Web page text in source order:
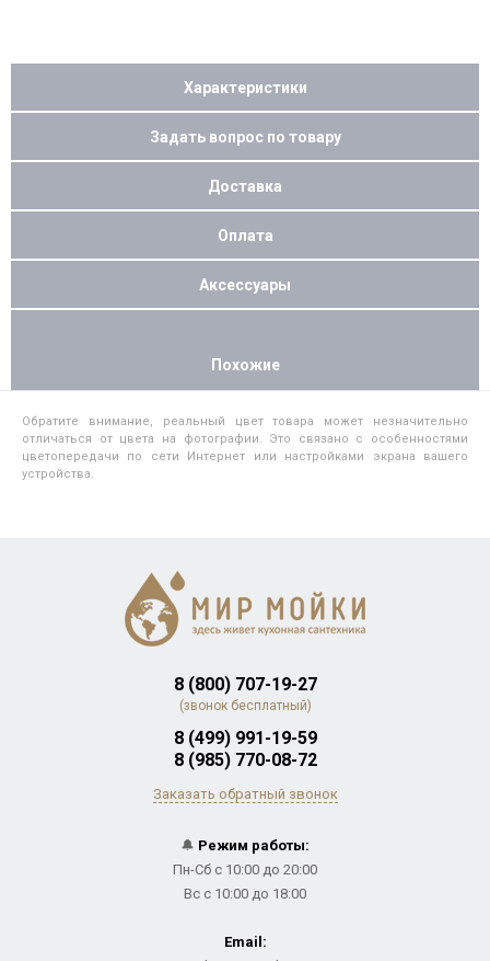
Характеристики
Задать вопрос по товару
Доставка
Оплата
Аксессуары
Похожие
Обратите внимание, реальный цвет товара может незначительно
отличаться от цвета на фотографии. Это связано с особенностями
цветопередачи по сети Интернет или настройками экрана вашего
устройства.
8 (800) 707-19-27
(звонок бесплатный)
8 (499) 991-19-59
8 (985) 770-08-72
Заказать обратный звонок
🔔 Режим работы:
Пн-Сб с 10:00 до 20:00
Вс с 10:00 до 18:00
Email: